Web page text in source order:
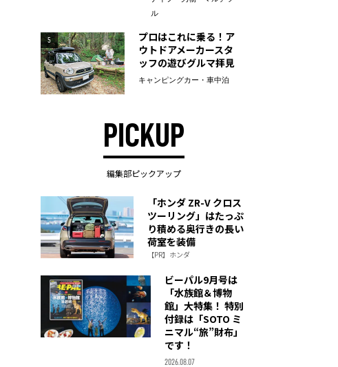
ル
5
プロはこれに乗る！ア
ウトドアメーカースタ
ッフの遊びグルマ拝見
キャンピングカー・車中泊
PICKUP
編集部ピックアップ
「ホンダ ZR-V クロス
ツーリング」はたっぷ
り積める奥行きの長い
荷室を装備
【PR】ホンダ
ビーパル9月号は
「水族館＆博物
館」大特集！ 特別
付録は「SOTO ミ
ニマル“旅”財布」
です！
2026.08.07